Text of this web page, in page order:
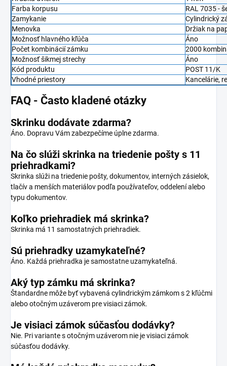
Farba korpusu
RAL 7035 -
Zamykanie
Cylindrický
Menovka
Držiak na
Možnosť hlavného kľúča
Áno
Počet kombinácií zámku
2000
Možnosť šikmej strechy
Áno
Kód produktu
POST 11/K
Vhodné priestory
Kancelárie,
FAQ - Často kladené otázky
Skrinku dodávate zdarma?
Áno. Dopravu Vám zabezpečíme úplne zdarma.
Na čo slúži skrinka na triedenie pošty s 11
priehradkami?
Skrinka slúži na triedenie pošty, dokumentov, interných zásielok,
tlačív a menších materiálov podľa používateľov, oddelení alebo
typu dokumentov.
Koľko priehradiek má skrinka?
Skrinka má 11 samostatných priehradiek.
Sú priehradky uzamykateľné?
Áno. Každá priehradka je samostatne uzamykateľná.
Aký typ zámku má skrinka?
Štandardne môže byť vybavená cylindrickým zámkom s 2 kľúčmi
alebo otočným uzáverom pre visiaci zámok.
Je visiaci zámok súčasťou dodávky?
Nie. Pri variante s otočným uzáverom nie je visiaci zámok
súčasťou dodávky.